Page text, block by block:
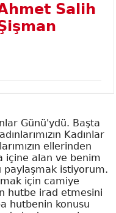
Salih
Günü'ydü. Başta
Kadınlar
ellerinden
içine alan ve benim
istiyorum.
için camiye
hutbe irad etmesini
hutbenin konusu